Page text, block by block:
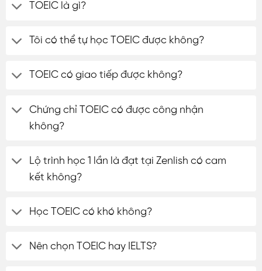
TOEIC là gì?
Tôi có thể tự học TOEIC được không?
TOEIC có giao tiếp được không?
Chứng chỉ TOEIC có được công nhận
không?
Lộ trình học 1 lần là đạt tại Zenlish có cam
kết không?
Học TOEIC có khó không?
Nên chọn TOEIC hay IELTS?